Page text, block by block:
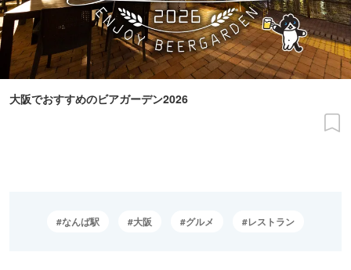
大阪でおすすめのビアガーデン2026
なんば駅 大阪 グルメ レストラン